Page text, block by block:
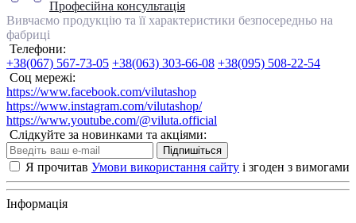
Професійна консультація
Вивчаємо продукцію та її характеристики безпосередньо на
фабриці
Телефони:
+38(067) 567-73-05 +38(063) 303-66-08 +38(095) 508-22-54
Соц мережі:
https://www.facebook.com/vilutashop
https://www.instagram.com/vilutashop/
https://www.youtube.com/@viluta.official
Слідкуйте за новинками та акціями:
Підпишіться
Я прочитав Умови використання сайту і згоден з вимогами
Інформація